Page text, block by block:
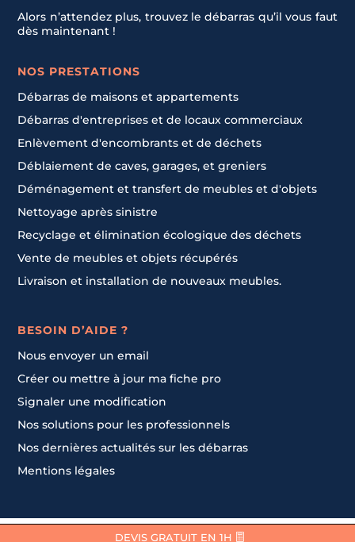
Alors n’attendez plus, trouvez le débarras qu’il vous faut
dès maintenant !
NOS PRESTATIONS
Débarras de maisons et appartements
Débarras d'entreprises et de locaux commerciaux
Enlèvement d'encombrants et de déchets
Déblaiement de caves, garages, et greniers
Déménagement et transfert de meubles et d'objets
Nettoyage après sinistre
Recyclage et élimination écologique des déchets
Vente de meubles et objets récupérés
Livraison et installation de nouveaux meubles.
BESOIN D’AIDE ?
Nous envoyer un email
Créer ou mettre à jour ma fiche pro
Signaler une modification
Nos solutions pour les professionnels
Nos dernières actualités sur les débarras
Mentions légales
DEVIS GRATUIT EN 1H